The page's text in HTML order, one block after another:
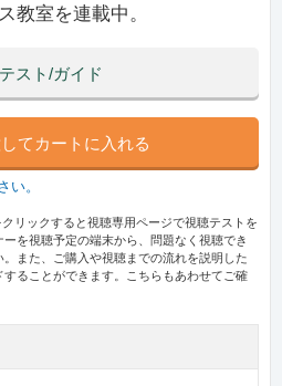
教室を連載中。
スト/ガイド
てカートに入れる
い。
リックすると視聴専用ページで視聴テストを
を視聴予定の端末から、問題なく視聴でき
また、ご購入や視聴までの流れを説明した
ることができます。こちらもあわせてご確